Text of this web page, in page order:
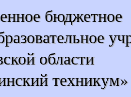
бюджетное
области
техникум»